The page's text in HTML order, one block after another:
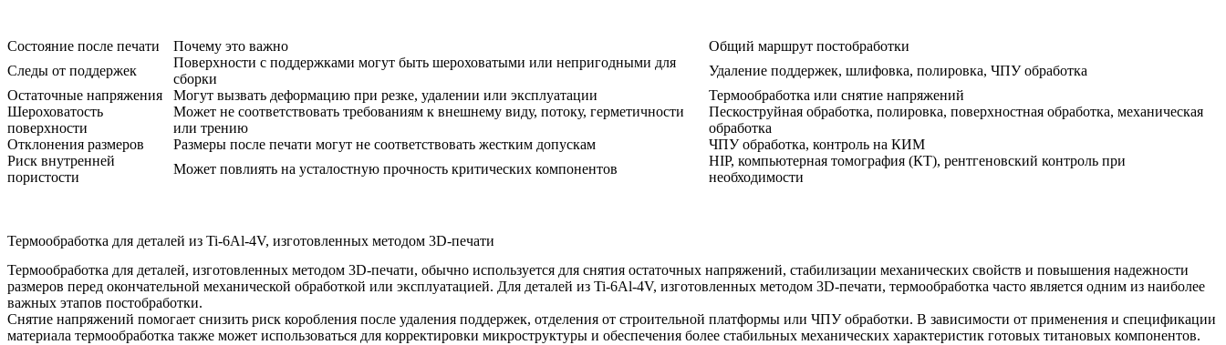
Состояние после печати Почему это важно
Общий маршрут постобработки
Следы от поддержек
Поверхности с поддержками могут быть шероховатыми или непригодными для
сборки
Удаление поддержек, шлифовка, полировка, ЧПУ обработка
Остаточные напряжения
Могут вызвать деформацию при резке, удалении или эксплуатации
Термообработка или снятие напряжений
Шероховатость
поверхности
Может не соответствовать требованиям к внешнему виду, потоку, герметичности
или трению
Пескоструйная обработка, полировка, поверхностная обработка, механическая
обработка
Отклонения размеров
Размеры после печати могут не соответствовать жестким допускам
ЧПУ обработка, контроль на КИМ
Риск внутренней
пористости
Может повлиять на усталостную прочность критических компонентов
HIP, компьютерная томография (КТ), рентгеновский контроль при
необходимости
Термообработка для деталей из Ti-6Al-4V, изготовленных методом 3D-печати
Термообработка для деталей, изготовленных методом 3D-печати, обычно используется для снятия остаточных напряжений, стабилизации механических свойств и повышения надежности
размеров перед окончательной механической обработкой или эксплуатацией. Для деталей из Ti-6Al-4V, изготовленных методом 3D-печати, термообработка часто является одним из наиболее
важных этапов постобработки.
Снятие напряжений помогает снизить риск коробления после удаления поддержек, отделения от строительной платформы или ЧПУ обработки. В зависимости от применения и спецификации
материала термообработка также может использоваться для корректировки микроструктуры и обеспечения более стабильных механических характеристик готовых титановых компонентов.